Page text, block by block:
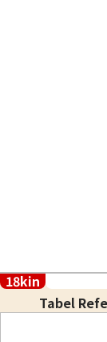
18kin
Tabel